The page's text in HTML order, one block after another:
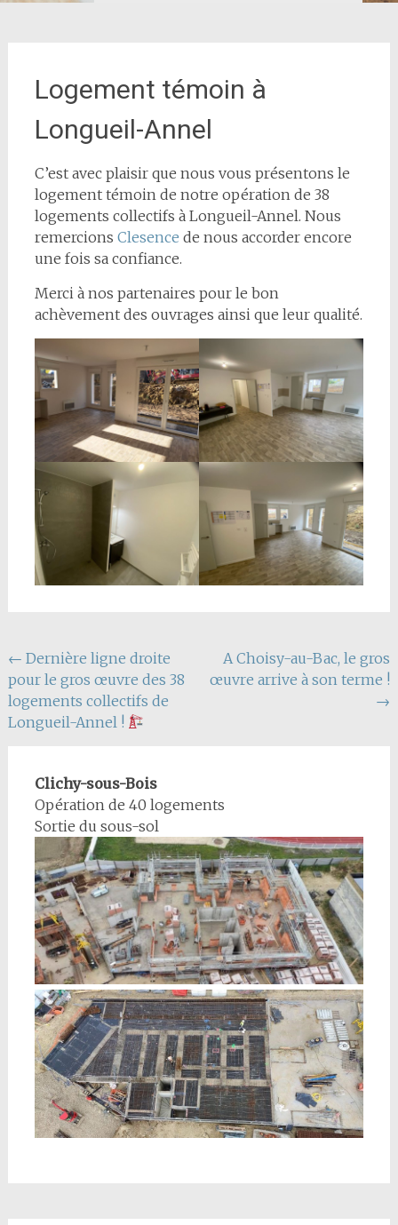
Logement témoin à
Longueil-Annel
C’est avec plaisir que nous vous présentons le
logement témoin de notre opération de 38
logements collectifs à Longueil-Annel. Nous
remercions Clesence de nous accorder encore
une fois sa confiance.
Merci à nos partenaires pour le bon
achèvement des ouvrages ainsi que leur qualité.
Navigation
de
l'article
← Dernière ligne droite
pour le gros œuvre des 38
logements collectifs de
Longueil-Annel !
A Choisy-au-Bac, le gros
œuvre arrive à son terme !
→
Clichy-sous-Bois
Opération de 40 logements
Sortie du sous-sol